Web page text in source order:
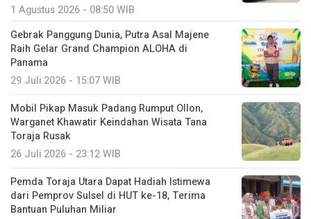
1 Agustus 2026 - 08:50 WIB
Gebrak Panggung Dunia, Putra Asal Majene
Raih Gelar Grand Champion ALOHA di
Panama
29 Juli 2026 - 15:07 WIB
Mobil Pikap Masuk Padang Rumput Ollon,
Warganet Khawatir Keindahan Wisata Tana
Toraja Rusak
26 Juli 2026 - 23:12 WIB
Pemda Toraja Utara Dapat Hadiah Istimewa
dari Pemprov Sulsel di HUT ke-18, Terima
Bantuan Puluhan Miliar